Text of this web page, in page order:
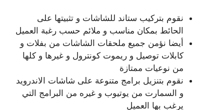
نقوم بتركيب ستاند للشاشات و تثبيتها على
الحائط بمكان مناسب و ملائم حسب رغبة العميل
أيضا نؤمن جميع ملحقات الشاشات من بفلات و
كابلات توصيل و ريموت كونترول و غيرها و كلها
من نوعيات ممتازة
نقوم بتنزيل برامج متنوعة على شاشات الاندرويد
و السمارت من يوتيوب و غيره من البرامج التي
يرغب بها العميل